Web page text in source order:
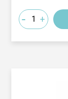
- +